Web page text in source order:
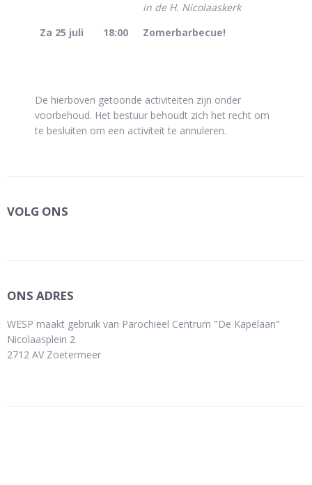
in de H. Nicolaaskerk
Za 25 juli
18:00 Zomerbarbecue!
De hierboven getoonde activiteiten zijn onder
voorbehoud. Het bestuur behoudt zich het recht om
te besluiten om een activiteit te annuleren.
VOLG ONS
ONS ADRES
WESP maakt gebruik van Parochieel Centrum "De Kapelaan"
Nicolaasplein 2
2712 AV Zoetermeer